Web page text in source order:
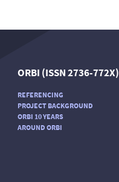
ORBI (ISSN 2736-772X)
REFERENCING
PROJECT BACKGROUND
ORBI 10 YEARS
AROUND ORBI